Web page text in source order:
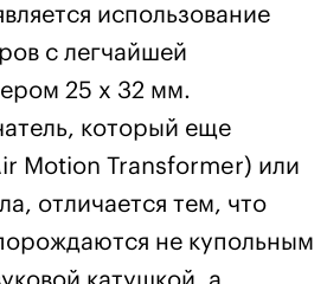
использование
с легчайшей
25 x 32 мм.
который еще
Motion Transformer) или
отличается тем, что
не купольным